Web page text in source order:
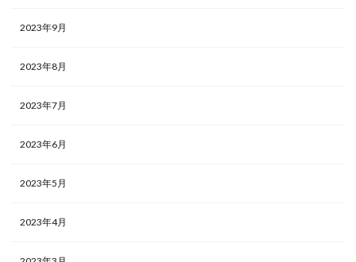
2023年9月
2023年8月
2023年7月
2023年6月
2023年5月
2023年4月